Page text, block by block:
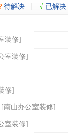
？待解决 √ 已解决
装修]
室装修]
修]
[南山办公室装修]
室装修]